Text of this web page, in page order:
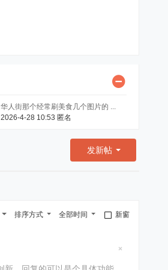
华人街那个经常刷美食几个图片的 ...
2026-4-28 10:53 匿名
发新帖
新窗
全部时间
排序方式